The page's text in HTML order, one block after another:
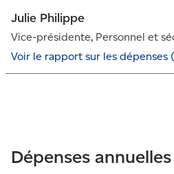
Julie Philippe
Vice-présidente, Personnel et
Voir le rapport sur les dépenses
Dépenses